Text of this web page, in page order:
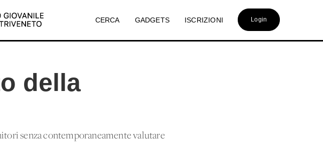
CERCA GADGETS ISCRIZIONI Login
della
senza contemporaneamente valutare